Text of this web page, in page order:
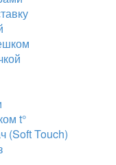
t°
(Soft Touch)